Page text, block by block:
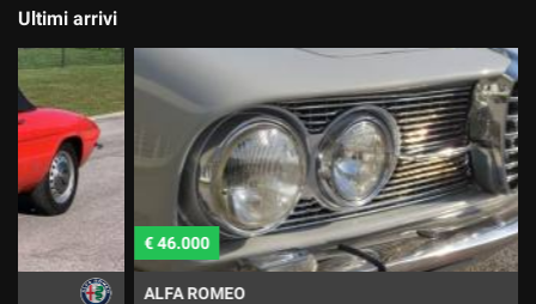
Ultimi arrivi
€ 46.000
ALFA ROMEO